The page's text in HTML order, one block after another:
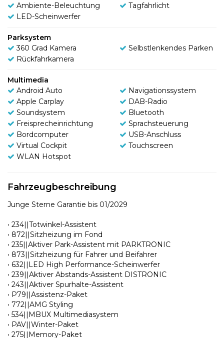
Ambiente-Beleuchtung
Tagfahrlicht
LED-Scheinwerfer
Parksystem
360 Grad Kamera
Selbstlenkendes Parken
Rückfahrkamera
Multimedia
Android Auto
Navigationssystem
Apple Carplay
DAB-Radio
Soundsystem
Bluetooth
Freisprecheinrichtung
Sprachsteuerung
Bordcomputer
USB-Anschluss
Virtual Cockpit
Touchscreen
WLAN Hotspot
Fahrzeugbeschreibung
Junge Sterne Garantie bis 01/2029
• 234||Totwinkel-Assistent
• 872||Sitzheizung im Fond
• 235||Aktiver Park-Assistent mit PARKTRONIC
• 873||Sitzheizung für Fahrer und Beifahrer
• 632||LED High Performance-Scheinwerfer
• 239||Aktiver Abstands-Assistent DISTRONIC
• 243||Aktiver Spurhalte-Assistent
• P79||Assistenz-Paket
• 772||AMG Styling
• 534||MBUX Multimediasystem
• PAV||Winter-Paket
• 275||Memory-Paket